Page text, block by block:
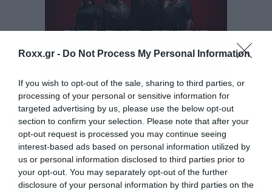
Roxx.gr - Do Not Process My Personal Information
If you wish to opt-out of the sale, sharing to third parties, or
processing of your personal or sensitive information for
targeted advertising by us, please use the below opt-out
section to confirm your selection. Please note that after your
opt-out request is processed you may continue seeing
interest-based ads based on personal information utilized by
us or personal information disclosed to third parties prior to
your opt-out. You may separately opt-out of the further
disclosure of your personal information by third parties on the
Διάθεση εισιτηρίων:
Τηλεφωνικά στο 211770000
Online / releaseathens.gr + more.com
Φυσικά σημεία:
https://www.more.com/el/physical-spots/
Tags: RELEASE ATHENS